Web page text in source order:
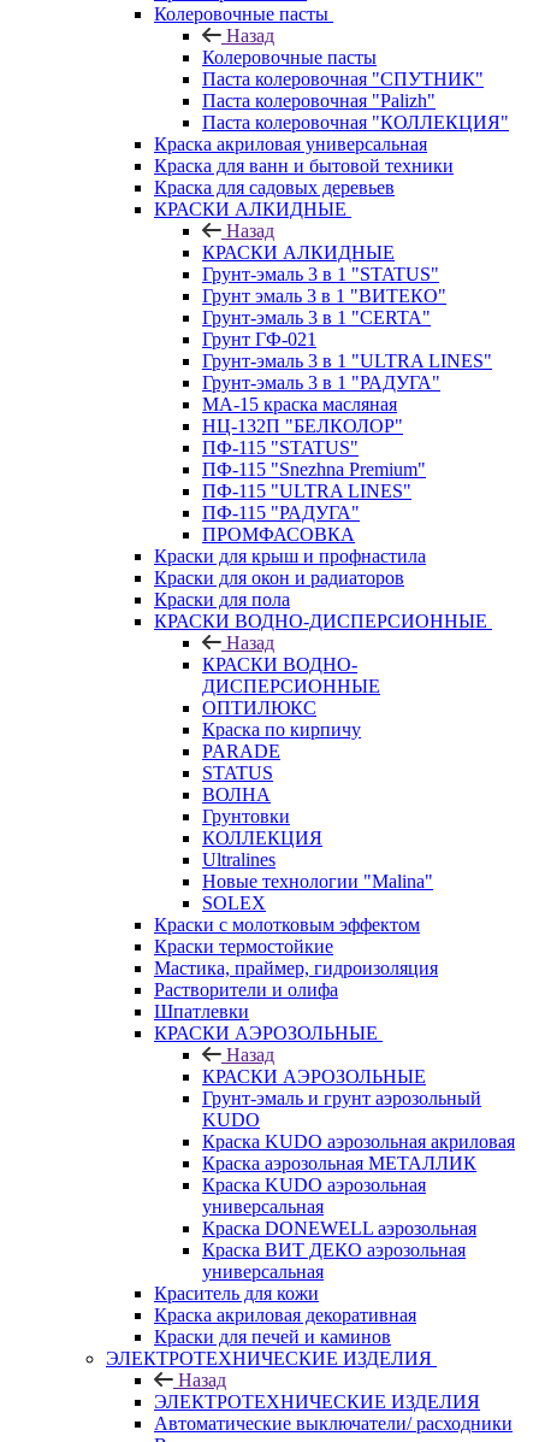
Колеровочные пасты
Назад
Колеровочные пасты
Паста колеровочная "СПУТНИК"
Паста колеровочная "Palizh"
Паста колеровочная "КОЛЛЕКЦИЯ"
Краска акриловая универсальная
Краска для ванн и бытовой техники
Краска для садовых деревьев
КРАСКИ АЛКИДНЫЕ
Назад
КРАСКИ АЛКИДНЫЕ
Грунт-эмаль 3 в 1 "STATUS"
Грунт эмаль 3 в 1 "ВИТЕКО"
Грунт-эмаль 3 в 1 "CERTA"
Грунт ГФ-021
Грунт-эмаль 3 в 1 "ULTRA LINES"
Грунт-эмаль 3 в 1 "РАДУГА"
МА-15 краска масляная
НЦ-132П "БЕЛКОЛОР"
ПФ-115 "STATUS"
ПФ-115 "Snezhna Premium"
ПФ-115 "ULTRA LINES"
ПФ-115 "РАДУГА"
ПРОМФАСОВКА
Краски для крыш и профнастила
Краски для окон и радиаторов
Краски для пола
КРАСКИ ВОДНО-ДИСПЕРСИОННЫЕ
Назад
КРАСКИ ВОДНО-
ДИСПЕРСИОННЫЕ
ОПТИЛЮКС
Краска по кирпичу
PARADE
STATUS
ВОЛНА
Грунтовки
КОЛЛЕКЦИЯ
Ultralines
Новые технологии "Malina"
SOLEX
Краски с молотковым эффектом
Краски термостойкие
Мастика, праймер, гидроизоляция
Растворители и олифа
Шпатлевки
КРАСКИ АЭРОЗОЛЬНЫЕ
Назад
КРАСКИ АЭРОЗОЛЬНЫЕ
Грунт-эмаль и грунт аэрозольный
KUDO
Краска KUDO аэрозольная акриловая
Краска аэрозольная МЕТАЛЛИК
Краска KUDO аэрозольная
универсальная
Краска DONEWELL аэрозольная
Краска ВИТ ДЕКО аэрозольная
универсальная
Краситель для кожи
Краска акриловая декоративная
Краски для печей и каминов
ЭЛЕКТРОТЕХНИЧЕСКИЕ ИЗДЕЛИЯ
Назад
ЭЛЕКТРОТЕХНИЧЕСКИЕ ИЗДЕЛИЯ
Автоматические выключатели/ расходники